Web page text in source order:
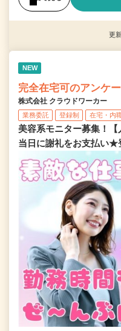
更
NEW
完全在宅可のアンケ
株式会社 クラウドワーカー
業務委託 登録制 在宅・内
美容系モニター募集！【
当日に謝礼をお支払い★